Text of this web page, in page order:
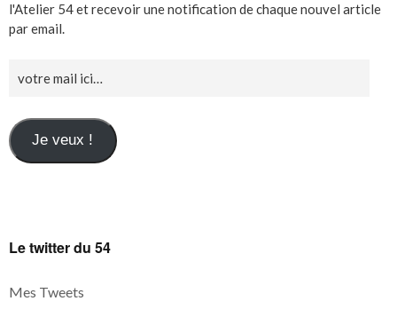
l'Atelier 54 et recevoir une notification de chaque nouvel article
par email.
Je veux !
Le twitter du 54
Mes Tweets